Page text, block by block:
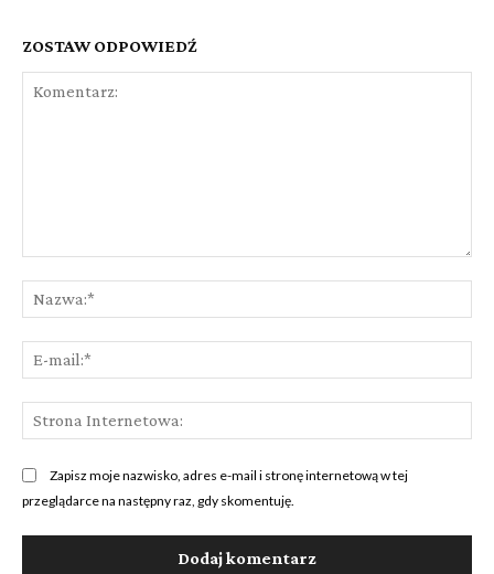
ZOSTAW ODPOWIEDŹ
Zapisz moje nazwisko, adres e-mail i stronę internetową w tej
przeglądarce na następny raz, gdy skomentuję.